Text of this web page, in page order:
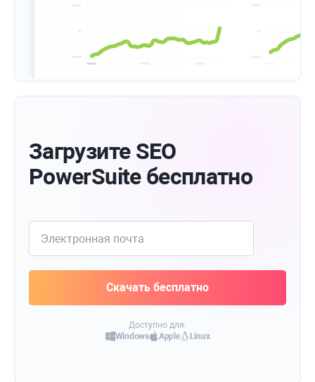
Загрузите SEO
PowerSuite бесплатно
Доступно для:
Windows
Apple Linux